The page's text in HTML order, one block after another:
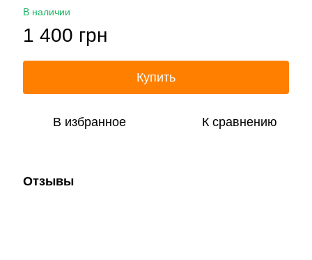
В наличии
1 400 грн
Купить
В избранное К сравнению
Отзывы